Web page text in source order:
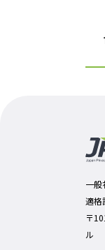
一般
適格
〒
ル